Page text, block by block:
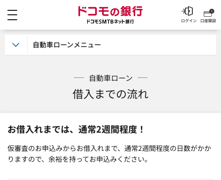
ドコモの銀行 ドコモ
口座開設
ログイン
自動車ローン
借入までの流れ
お借入れまでは、通常2週間程度！
仮審査のお申込みからお借入れまで、通常2週間程度の日数がかか
りますので、余裕を持ってお申込みください。
自動車ローンメニュー